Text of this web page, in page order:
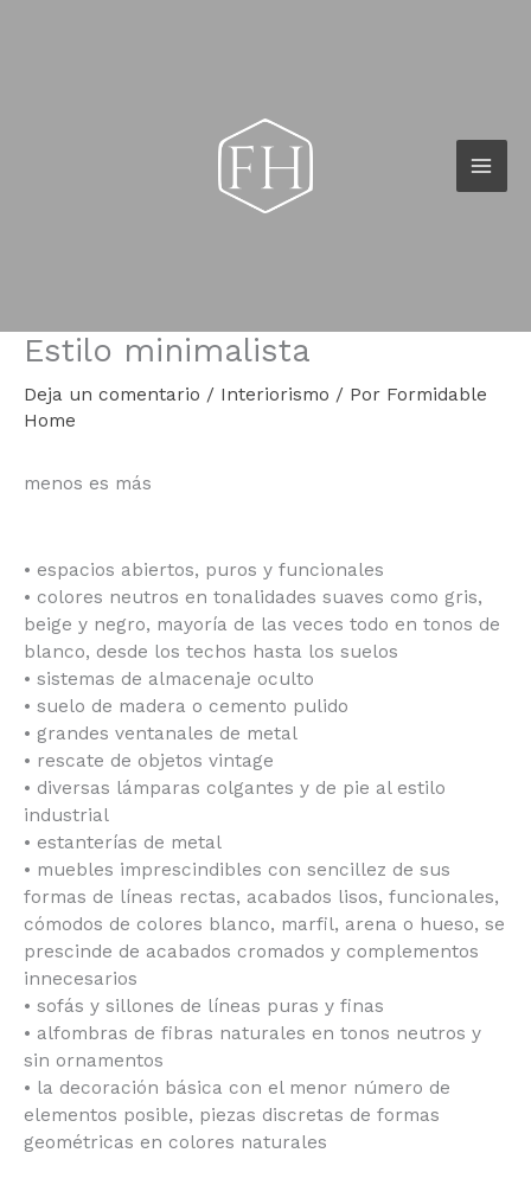
Estilo minimalista
Deja un comentario / Interiorismo / Por Formidable
Home
menos es más
• espacios abiertos, puros y funcionales
• colores neutros en tonalidades suaves como gris,
beige y negro, mayoría de las veces todo en tonos de
blanco, desde los techos hasta los suelos
• sistemas de almacenaje oculto
• suelo de madera o cemento pulido
• grandes ventanales de metal
• rescate de objetos vintage
• diversas lámparas colgantes y de pie al estilo
industrial
• estanterías de metal
• muebles imprescindibles con sencillez de sus
formas de líneas rectas, acabados lisos, funcionales,
cómodos de colores blanco, marfil, arena o hueso, se
prescinde de acabados cromados y complementos
innecesarios
• sofás y sillones de líneas puras y finas
• alfombras de fibras naturales en tonos neutros y
sin ornamentos
• la decoración básica con el menor número de
elementos posible, piezas discretas de formas
geométricas en colores naturales